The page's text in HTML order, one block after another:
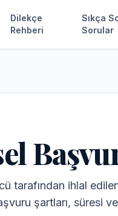
Dilekçe
Rehberi
Sıkça
Sorular
tarafından ihlal
şartları, süresi